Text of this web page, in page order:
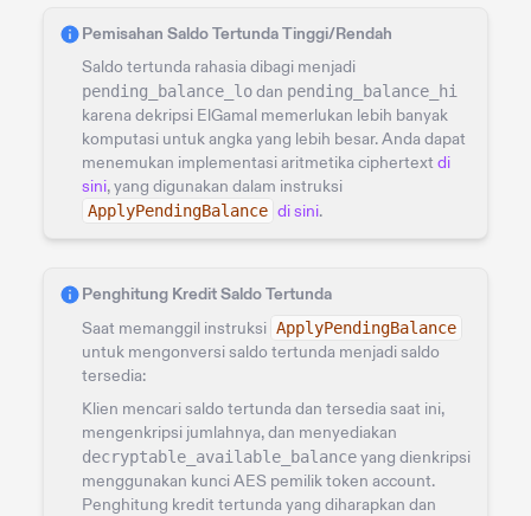
Pemisahan Saldo Tertunda Tinggi/Rendah
Saldo tertunda rahasia dibagi menjadi
pending_balance_lodan pending_balance_hi
karena dekripsi ElGamal memerlukan lebih banyak
komputasi untuk angka yang lebih besar. Anda dapat
menemukan implementasi aritmetika ciphertext di
sini, yang digunakan dalam instruksi
ApplyPendingBalance di sini.
Penghitung Kredit Saldo Tertunda
Saat memanggil instruksi ApplyPendingBalance
untuk mengonversi saldo tertunda menjadi saldo
tersedia:
Klien mencari saldo tertunda dan tersedia saat ini,
mengenkripsi jumlahnya, dan menyediakan
decryptable_available_balanceyang dienkripsi
menggunakan kunci AES pemilik token account.
Penghitung kredit tertunda yang diharapkan dan